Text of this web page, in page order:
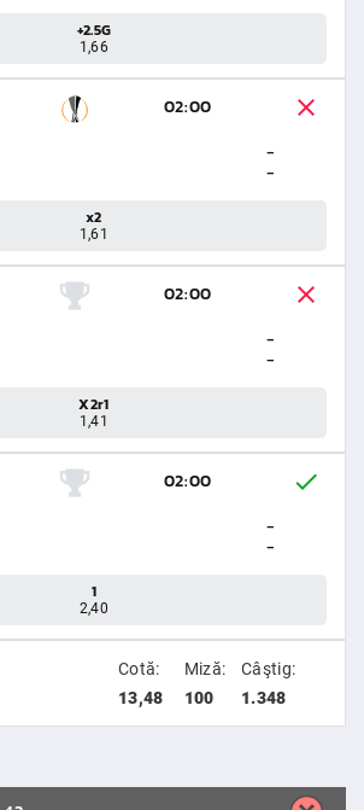
+2.5G
1,66
02:00
-
-
x2
1,61
02:00
-
-
X2r1
1,41
02:00
-
-
1
2,40
Cotă:
13,48
Miză:
100
Câştig:
1.348